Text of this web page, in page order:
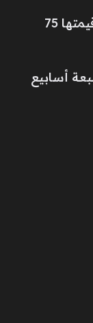
تخصيص جوائز قياسية تتجاوز قيمتها 75
أسابيع